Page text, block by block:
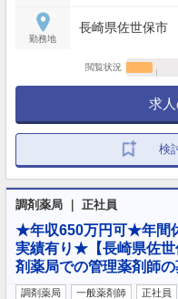
勤務地
長崎県佐世保市
閲覧状況
求
検
調剤薬局 ｜ 正社員
★年収650万円可★年間
実績有り★【長崎県佐世
剤薬局での管理薬剤師
調剤薬局 一般薬剤師 正社員